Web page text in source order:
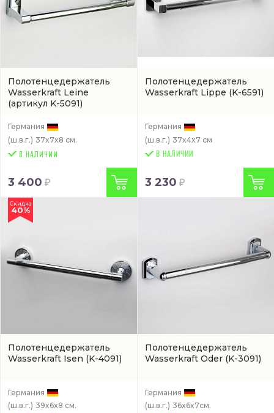
Полотенцедержатель
Wasserkraft Leine
(артикул K-5091)
Германия
(ш.в.г.) 37x7x8 см.
3 400
Полотенцедержатель
Wasserkraft Lippe (K-6591)
Германия
(ш.в.г.) 37x4x7 см
В НАЛИЧИИ
3 230
Полотенцедержатель
Wasserkraft Isen (K-4091)
Скидка
40%
Германия
(ш.в.г.) 39x6x8 см.
Полотенцедержатель
Wasserkraft Oder (K-3091)
Германия
(ш.в.г.) 36x6x7см.